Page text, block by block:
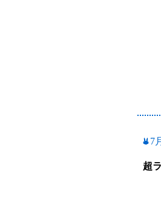
7
超